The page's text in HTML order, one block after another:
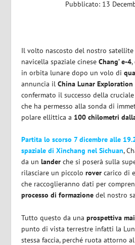
Pubblicato: 13
Il volto nascosto del nostro
navicella spaziale cineseChang’ e-4,
in orbita lunare dopo un volo di
annuncia ilChina Lunar
confermato il successo della
che ha permesso alla sonda di
polare ellittica a 100 chilometri
Partita lo scorso 7 dicembre alle
spaziale di Xinchang nel Sichuan,
da unlander che si poserà sulla
rilasciare un piccolorover carico di
che raccoglieranno dati per
processo di formazione del nostro
Tutto questo da unaprospettiva
punto di vista terrestre infatti la
stessa faccia, perché ruota attorno